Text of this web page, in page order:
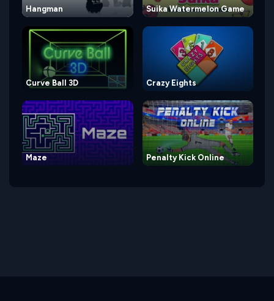
Hangman Suika Watermelon Game
Curve Ball 3D Crazy Eights
Maze Penalty Kick Online